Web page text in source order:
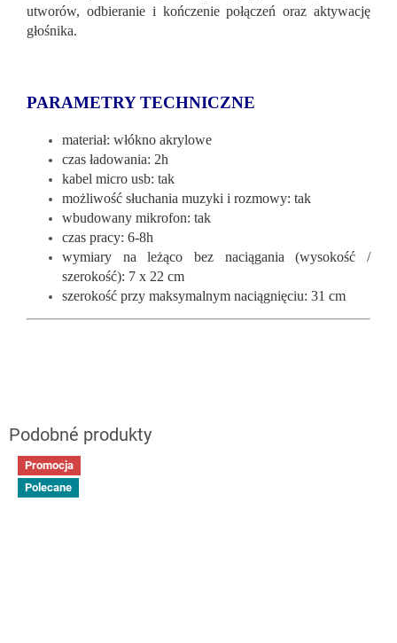
utworów, odbieranie i kończenie połączeń oraz aktywację
głośnika.
PARAMETRY TECHNICZNE
materiał: włókno akrylowe
czas ładowania: 2h
kabel micro usb: tak
możliwość słuchania muzyki i rozmowy: tak
wbudowany mikrofon: tak
czas pracy: 6-8h
wymiary na leżąco bez naciągania (wysokość /
szerokość): 7 x 22 cm
szerokość przy maksymalnym naciągnięciu: 31 cm
Promocja
Polecane